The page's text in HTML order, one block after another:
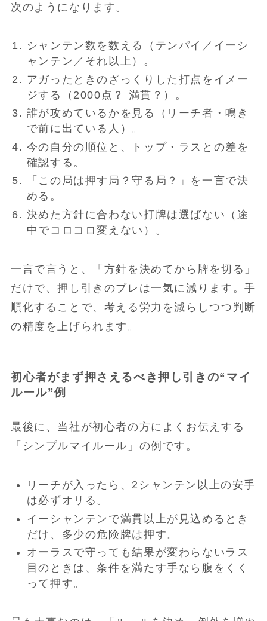
次のようになります。
シャンテン数を数える（テンパイ／イーシ
ャンテン／それ以上）。
アガったときのざっくりした打点をイメー
ジする（2000点？ 満貫？）。
誰が攻めているかを見る（リーチ者・鳴き
で前に出ている人）。
今の自分の順位と、トップ・ラスとの差を
確認する。
「この局は押す局？守る局？」を一言で決
める。
決めた方針に合わない打牌は選ばない（途
中でコロコロ変えない）。
一言で言うと、「方針を決めてから牌を切る」
だけで、押し引きのブレは一気に減ります。手
順化することで、考える労力を減らしつつ判断
の精度を上げられます。
初心者がまず押さえるべき押し引きの“マイ
ルール”例
最後に、当社が初心者の方によくお伝えする
「シンプルマイルール」の例です。
リーチが入ったら、2シャンテン以上の安手
は必ずオリる。
イーシャンテンで満貫以上が見込めるとき
だけ、多少の危険牌は押す。
オーラスで守っても結果が変わらないラス
目のときは、条件を満たす手なら腹をくく
って押す。